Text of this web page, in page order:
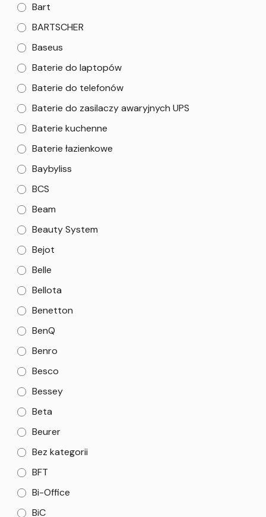
Bart
BARTSCHER
Baseus
Baterie do laptopów
Baterie do telefonów
Baterie do zasilaczy awaryjnych UPS
Baterie kuchenne
Baterie łazienkowe
Baybyliss
BCS
Beam
Beauty System
Bejot
Belle
Bellota
Benetton
BenQ
Benro
Besco
Bessey
Beta
Beurer
Bez kategorii
BFT
Bi-Office
BiC